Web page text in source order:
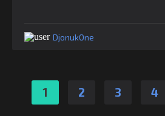
DjonukOne
1 2 3 4